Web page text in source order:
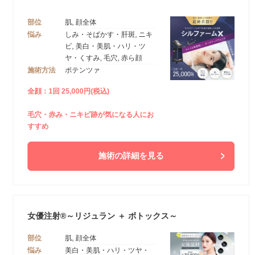
部位
肌, 顔全体
悩み
しみ・そばかす・肝斑, ニキ
ビ, 美白・美肌・ハリ・ツ
ヤ・くすみ, 毛穴, 赤ら顔
施術方法
ポテンツァ
全顔：1回 25,000円(税込)
毛穴・赤み・ニキビ跡が気になる人にお
すすめ
施術の詳細を見る
女優注射®～リジュラン ＋ ボトックス～
部位
肌, 顔全体
悩み
美白・美肌・ハリ・ツヤ・